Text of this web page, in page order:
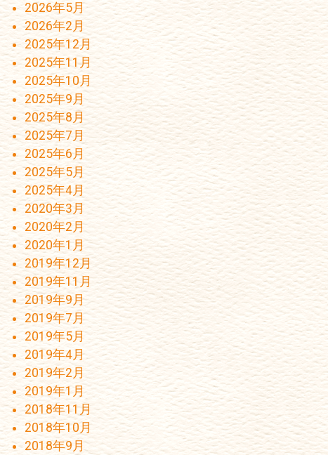
2026年5月
2026年2月
2025年12月
2025年11月
2025年10月
2025年9月
2025年8月
2025年7月
2025年6月
2025年5月
2025年4月
2020年3月
2020年2月
2020年1月
2019年12月
2019年11月
2019年9月
2019年7月
2019年5月
2019年4月
2019年2月
2019年1月
2018年11月
2018年10月
2018年9月